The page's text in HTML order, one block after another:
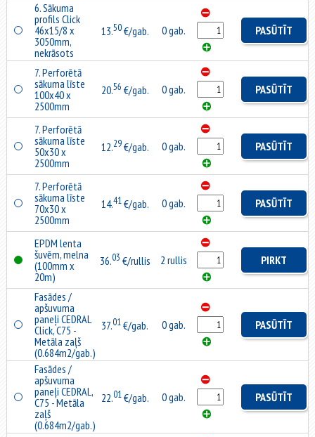
6. Sākuma
profils Click
46x15/8 x
3050mm,
nekrāsots
13.50€/gab. 0 gab. PASŪTĪT
7. Perforētā
sākuma līste
100x40 x
2500mm
20.56 €/gab. 0 gab. PASŪTĪT
7. Perforētā
sākuma līste
50x30 x
2500mm
12.29€/gab. 0 gab. PASŪTĪT
7. Perforētā
sākuma līste
70x30 x
2500mm
14.41€/gab. 0 gab. PASŪTĪT
EPDM lenta
šuvēm, melna
(100mm x
20m)
36.03 €/rullis 2 rullis PIRKT
Fasādes /
apšuvuma
paneļi CEDRAL
Click, C75 -
Metāla zaļš
(0.684m2/gab.)
37.01€/gab. 0 gab. PASŪTĪT
Fasādes /
apšuvuma
paneļi CEDRAL,
C75 - Metāla
zaļš
(0.684m2/gab.)
22.01€/gab. 0 gab. PASŪTĪT